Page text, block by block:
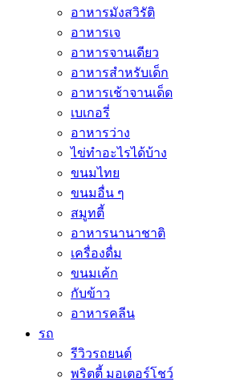
อาหารมังสวิรัติ
อาหารเจ
อาหารจานเดียว
อาหารสำหรับเด็ก
อาหารเช้าจานเด็ด
เบเกอรี่
อาหารว่าง
ไข่ทำอะไรได้บ้าง
ขนมไทย
ขนมอื่น ๆ
สมูทตี้
อาหารนานาชาติ
เครื่องดื่ม
ขนมเค้ก
กับข้าว
อาหารคลีน
รถ
รีวิวรถยนต์
พริตตี้ มอเตอร์โชว์